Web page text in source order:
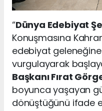
“Dünya Edebiyat
Konuşmasına
edebiyat
vurgulayarak
Başkanı Fırat
boyunca yaşayan
dönüştüğünü ifade